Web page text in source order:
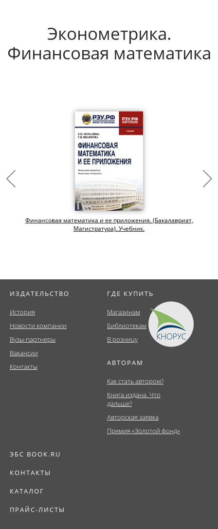
Эконометрика.
Финансовая математика
Финансовая математика и ее приложения. (Бакалавриат,
Магистратура). Учебник.
ИЗДАТЕЛЬСТВО
История
Новости компании
Вузы-партнеры
Вакансии
Контакты
ГДЕ КУПИТЬ
Магазинам
Библиотекам
В розницу
АВТОРАМ
Как стать автором?
Книга издана. Что
дальше?
Авторская заявка
Премия «Золотой фонд»
ЭБС BOOK.RU
КОНТАКТЫ
КАТАЛОГ
ПРАЙС-ЛИСТЫ